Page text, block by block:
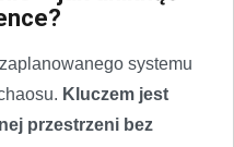
systemu
Kluczem jest
przestrzeni bez